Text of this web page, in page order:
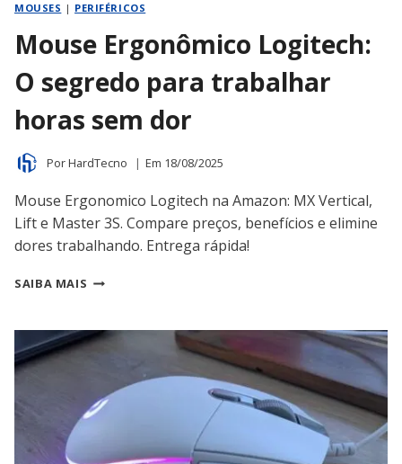
MOUSES | PERIFÉRICOS
Mouse Ergonômico Logitech:
O segredo para trabalhar
horas sem dor
PorHardTecno Em 18/08/2025
Mouse Ergonomico Logitech na Amazon: MX Vertical,
Lift e Master 3S. Compare preços, benefícios e elimine
dores trabalhando. Entrega rápida!
SAIBA MAIS MOUSE
O
SEGREDO
TRABALHAR
HORAS
SEM
DOR